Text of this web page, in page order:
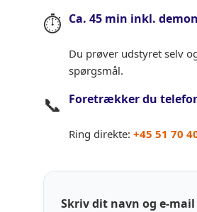
⏱️ Ca. 45 min inkl.
Du prøver udstyret selv
spørgsmål.
📞 Foretrækker du
Ring direkte: +45 51 70
Skriv dit navn og e-